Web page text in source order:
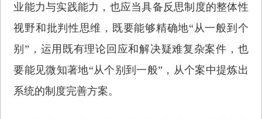
业能力与实践能力，也应当具备反思制度的整体性
视野和批判性思维，既要能够精确地“从一般到个
别”，运用既有理论回应和解决疑难复杂案件，也
要能见微知著地“从个别到一般”，从个案中提炼出
系统的制度完善方案。